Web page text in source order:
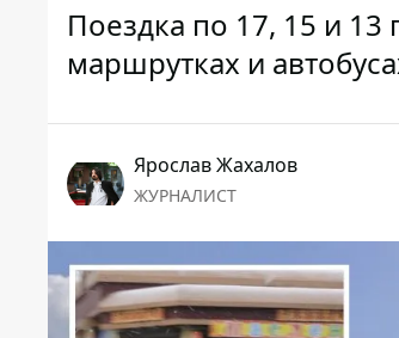
Поездка по 17, 15 и
маршрутках и
Ярослав Жахалов
ЖУРНАЛИСТ